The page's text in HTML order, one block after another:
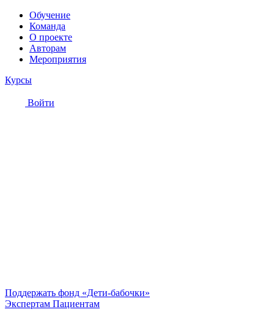
Обучение
Команда
О проекте
Авторам
Мероприятия
Курсы
Войти
Поддержать фонд «Дети-бабочки»
Экспертам Пациентам